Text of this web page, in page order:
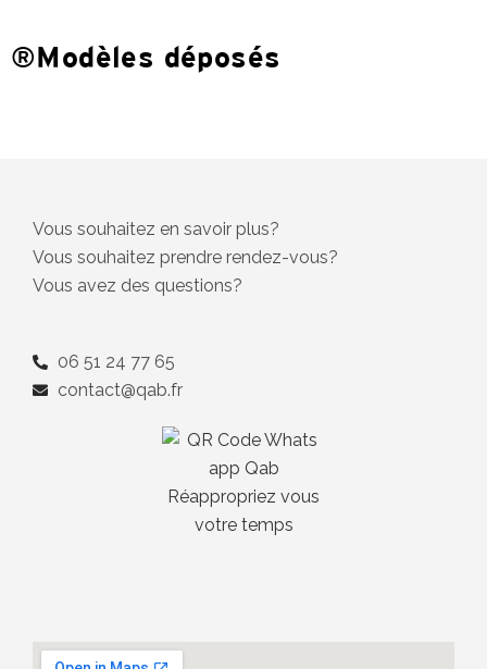
®Modèles déposés
Vous souhaitez en savoir plus?
Vous souhaitez prendre rendez-vous?
Vous avez des questions?
06 51 24 77 65
contact@qab.fr